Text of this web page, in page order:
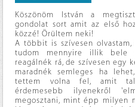
Köszönöm István a
gondolat sort amit az első
közzé! Örültem neki!
A többit is szívesen
tudom mennyire illik bele
reagálnék rá, de szívesen egy
maradnék semleges ha
tettem volna fel, amit
érdemesebb ilyenekről
megosztani, mint épp milyen